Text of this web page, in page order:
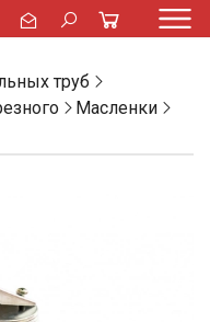
труб
Масленки